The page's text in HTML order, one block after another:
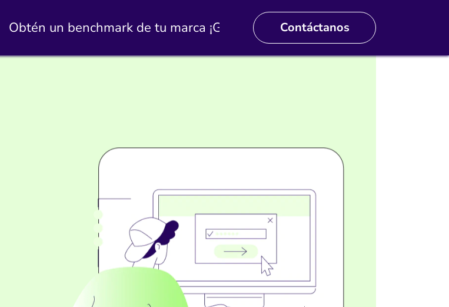
Obtén un benchmark de tu marca ¡Gratis! Contáctanos